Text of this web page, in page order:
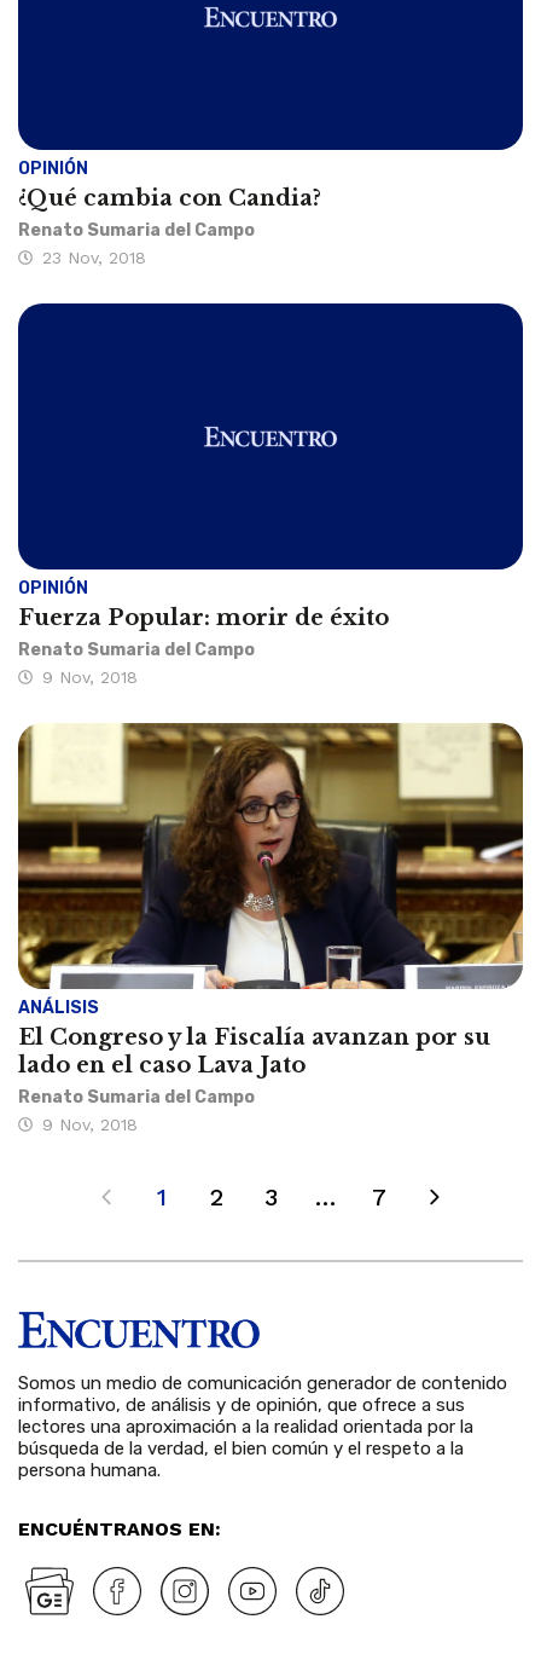
OPINIÓN
¿Qué cambia con Candia?
Renato Sumaria del Campo
23 Nov, 2018
OPINIÓN
Fuerza Popular: morir de éxito
Renato Sumaria del Campo
9 Nov, 2018
ANÁLISIS
El Congreso y la Fiscalía avanzan por su
lado en el caso Lava Jato
Renato Sumaria del Campo
9 Nov, 2018
1 2 3 … 7
Somos un medio de comunicación generador de contenido
informativo, de análisis y de opinión, que ofrece a sus
lectores una aproximación a la realidad orientada por la
búsqueda de la verdad, el bien común y el respeto a la
persona humana.
ENCUÉNTRANOS EN: